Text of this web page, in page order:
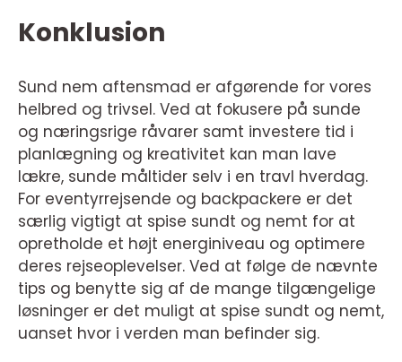
Konklusion
Sund nem aftensmad er afgørende for vores
helbred og trivsel. Ved at fokusere på sunde
og næringsrige råvarer samt investere tid i
planlægning og kreativitet kan man lave
lækre, sunde måltider selv i en travl hverdag.
For eventyrrejsende og backpackere er det
særlig vigtigt at spise sundt og nemt for at
opretholde et højt energiniveau og optimere
deres rejseoplevelser. Ved at følge de nævnte
tips og benytte sig af de mange tilgængelige
løsninger er det muligt at spise sundt og nemt,
uanset hvor i verden man befinder sig.